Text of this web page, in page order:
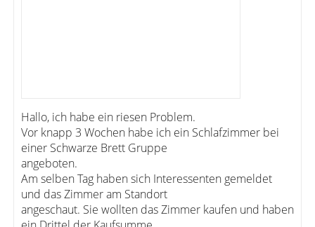
Hallo, ich habe ein riesen Problem.
Vor knapp 3 Wochen habe ich ein Schlafzimmer bei
einer Schwarze Brett Gruppe
angeboten.
Am selben Tag haben sich Interessenten gemeldet
und das Zimmer am Standort
angeschaut. Sie wollten das Zimmer kaufen und haben